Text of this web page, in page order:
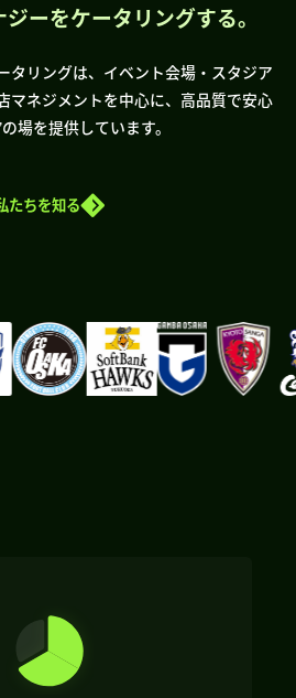
ーをケータリングする。
タリングは、イベント会場・スタジア
マネジメントを中心に、高品質で安心
場を提供しています。
たちを知る